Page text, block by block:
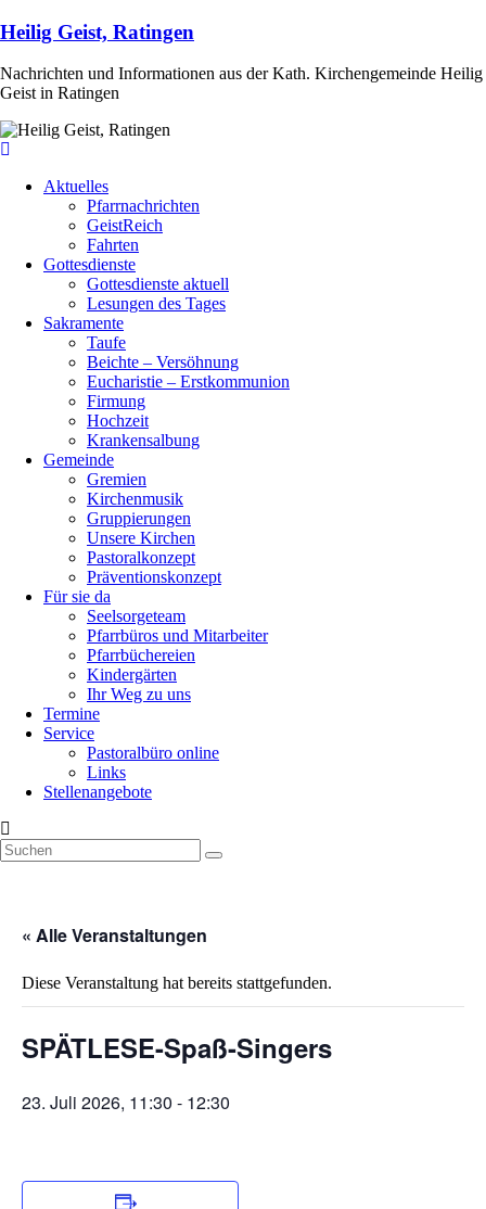
Heilig Geist, Ratingen
Nachrichten und Informationen aus der Kath. Kirchengemeinde Heilig
Geist in Ratingen
Aktuelles
Pfarrnachrichten
GeistReich
Fahrten
Gottesdienste
Gottesdienste aktuell
Lesungen des Tages
Sakramente
Taufe
Beichte – Versöhnung
Eucharistie – Erstkommunion
Firmung
Hochzeit
Krankensalbung
Gemeinde
Gremien
Kirchenmusik
Gruppierungen
Unsere Kirchen
Pastoralkonzept
Präventionskonzept
Für sie da
Seelsorgeteam
Pfarrbüros und Mitarbeiter
Pfarrbüchereien
Kindergärten
Ihr Weg zu uns
Termine
Service
Pastoralbüro online
Links
Stellenangebote
« Alle Veranstaltungen
Diese Veranstaltung hat bereits stattgefunden.
SPÄTLESE-Spaß-Singers
23. Juli 2026, 11:30 - 12:30